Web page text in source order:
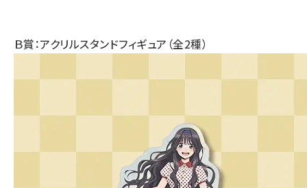
Ｂ賞：アクリルスタンドフィギュア（全2種）